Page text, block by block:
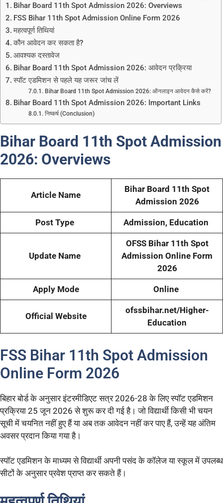
Bihar Board 11th Spot Admission 2026: Overviews
FSS Bihar 11th Spot Admission Online Form 2026
महत्वपूर्ण तिथियां
कौन आवेदन कर सकता है?
आवश्यक दस्तावेज
Bihar Board 11th Spot Admission 2026: आवेदन प्रक्रिया
स्पॉट एडमिशन से पहले यह जरूर जांच लें
Bihar Board 11th Spot Admission 2026: ऑनलाइन आवेदन कैसे करें?
Bihar Board 11th Spot Admission 2026: Important Links
निष्कर्ष (Conclusion)
Bihar Board 11th Spot Admission
2026: Overviews
Article Name
Bihar Board 11th Spot
Admission 2026
Post Type Admission, Education
Update Name
OFSS Bihar 11th Spot
Admission Online Form
2026
Apply Mode Online
Official Website
ofssbihar.net/Higher-
Education
FSS Bihar 11th Spot Admission
Online Form 2026
बिहार बोर्ड के अनुसार इंटरमीडिएट सत्र 2026-28 के लिए स्पॉट एडमिशन
प्रक्रिया 25 जून 2026 से शुरू कर दी गई है। जो विद्यार्थी किसी भी चयन
सूची में चयनित नहीं हुए हैं या अब तक आवेदन नहीं कर पाए हैं, उन्हें यह अंतिम
अवसर प्रदान किया गया है।
स्पॉट एडमिशन के माध्यम से विद्यार्थी अपनी पसंद के कॉलेज या स्कूल में उपलब्ध
सीटों के अनुसार प्रवेश प्राप्त कर सकते हैं।